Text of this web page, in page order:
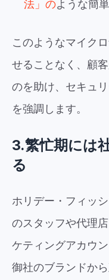
法」のような簡
このようなマイク
せることなく、顧
のを助け、セキュ
を強調します。
3.繁忙期には
る
ホリデー・フィッ
のスタッフや代理
ケティングアカウ
御社のブランドか